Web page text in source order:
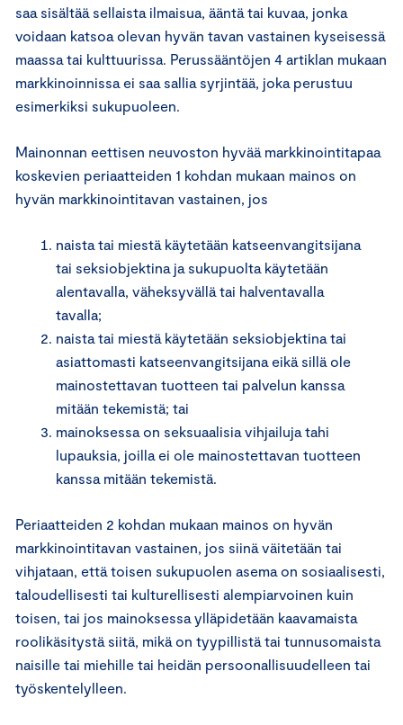
saa sisältää sellaista ilmaisua, ääntä tai kuvaa, jonka
voidaan katsoa olevan hyvän tavan vastainen kyseisessä
maassa tai kulttuurissa. Perussääntöjen 4 artiklan mukaan
markkinoinnissa ei saa sallia syrjintää, joka perustuu
esimerkiksi sukupuoleen.
Mainonnan eettisen neuvoston hyvää markkinointitapaa
koskevien periaatteiden 1 kohdan mukaan mainos on
hyvän markkinointitavan vastainen, jos
naista tai miestä käytetään katseenvangitsijana
tai seksiobjektina ja sukupuolta käytetään
alentavalla, väheksyvällä tai halventavalla
tavalla;
naista tai miestä käytetään seksiobjektina tai
asiattomasti katseenvangitsijana eikä sillä ole
mainostettavan tuotteen tai palvelun kanssa
mitään tekemistä; tai
mainoksessa on seksuaalisia vihjailuja tahi
lupauksia, joilla ei ole mainostettavan tuotteen
kanssa mitään tekemistä.
Periaatteiden 2 kohdan mukaan mainos on hyvän
markkinointitavan vastainen, jos siinä väitetään tai
vihjataan, että toisen sukupuolen asema on sosiaalisesti,
taloudellisesti tai kulturellisesti alempiarvoinen kuin
toisen, tai jos mainoksessa ylläpidetään kaavamaista
roolikäsitystä siitä, mikä on tyypillistä tai tunnusomaista
naisille tai miehille tai heidän persoonallisuudelleen tai
työskentelylleen.